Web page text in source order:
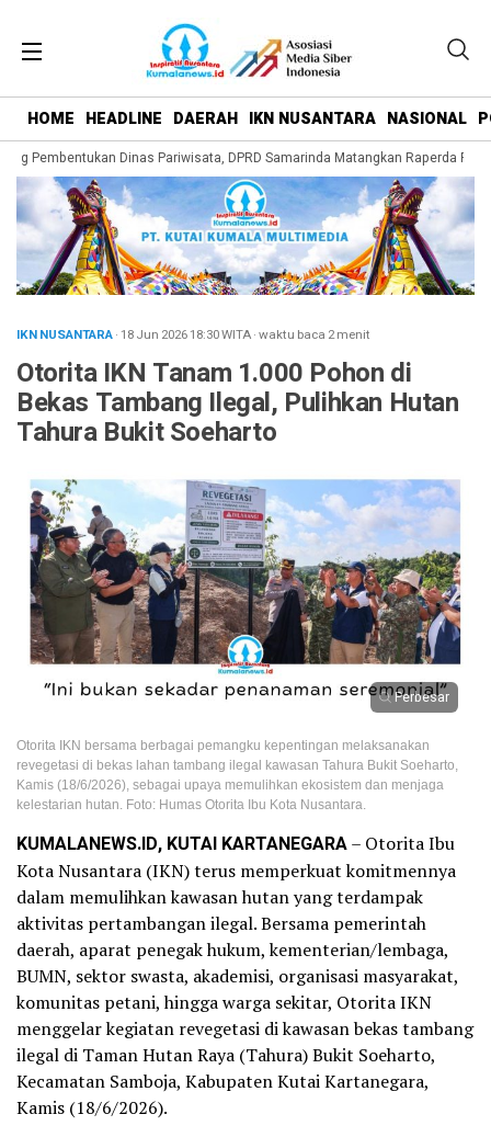
HOME HEADLINE DAERAH IKN NUSANTARA NASIONAL
Pembentukan Dinas Pariwisata, DPRD Samarinda Matangkan Raperda
IKN NUSANTARA· 18 Jun 202618:30WITA·waktu baca 2 menit
Otorita IKN Tanam 1.000 Pohon di
Bekas Tambang Ilegal, Pulihkan Hutan
Tahura Bukit Soeharto
Perbesar
Otorita IKN bersama berbagai pemangku kepentingan melaksanakan
revegetasi di bekas lahan tambang ilegal kawasan Tahura Bukit Soeharto,
Kamis (18/6/2026), sebagai upaya memulihkan ekosistem dan menjaga
kelestarian hutan. Foto: Humas Otorita Ibu Kota Nusantara.
KUMALANEWS.ID, KUTAI KARTANEGARA– Otorita Ibu
Kota Nusantara (IKN) terus memperkuat komitmennya
dalam memulihkan kawasan hutan yang terdampak
aktivitas pertambangan ilegal. Bersama pemerintah
daerah, aparat penegak hukum, kementerian/lembaga,
BUMN, sektor swasta, akademisi, organisasi masyarakat,
komunitas petani, hingga warga sekitar, Otorita IKN
menggelar kegiatan revegetasi di kawasan bekas tambang
ilegal di Taman Hutan Raya (Tahura) Bukit Soeharto,
Kecamatan Samboja, Kabupaten Kutai Kartanegara,
Kamis (18/6/2026).